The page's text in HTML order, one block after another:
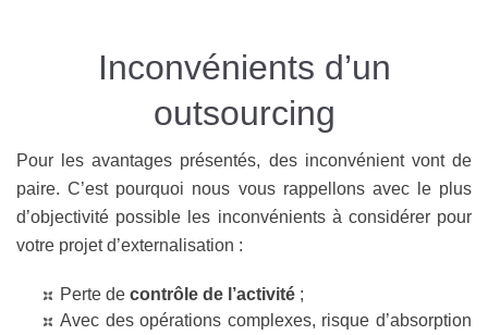
Inconvénients d’un
outsourcing
Pour les avantages présentés, des inconvénient vont de
paire. C’est pourquoi nous vous rappellons avec le plus
d’objectivité possible les inconvénients à considérer pour
votre projet d’externalisation :
Perte de contrôle de l’activité ;
Avec des opérations complexes, risque d’absorption